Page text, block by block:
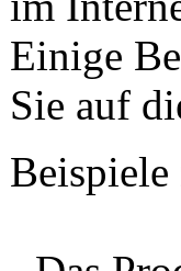
Einige
Sie auf
Beispiele